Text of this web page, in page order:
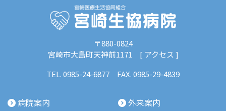
〒880-0824
宮崎市大島町天神前1171 [ アクセス ]
TEL.0985-24-6877 FAX. 0985-29-4839
病院案内 外来案内